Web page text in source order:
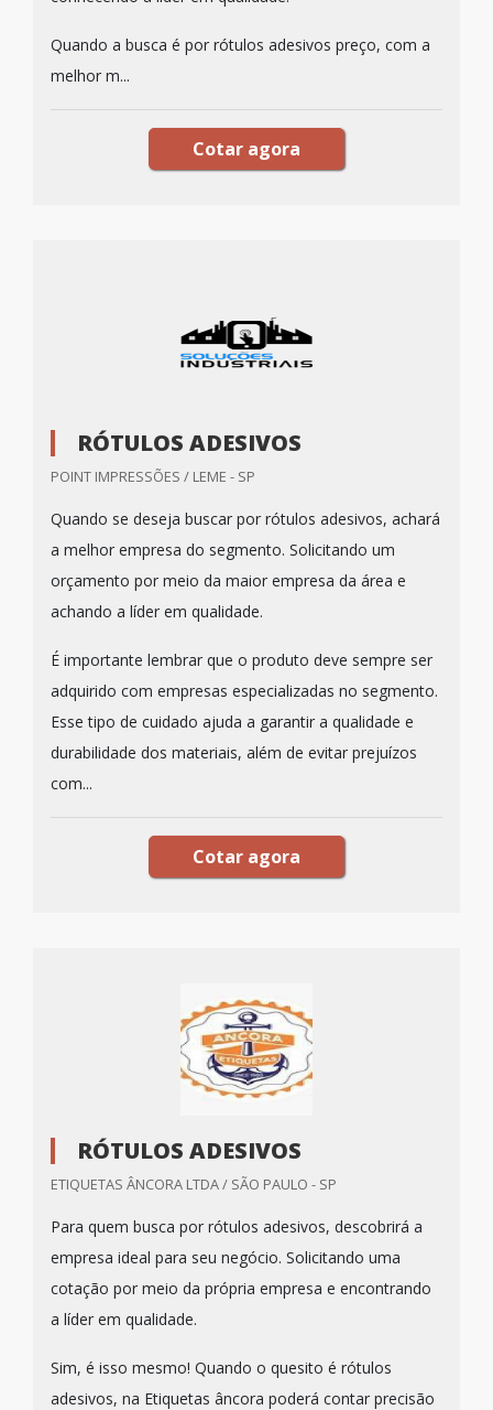
Quando a busca é por rótulos adesivos preço, com a
melhor m...
Cotar agora
RÓTULOS ADESIVOS
POINT IMPRESSÕES / LEME - SP
Quando se deseja buscar por rótulos adesivos, achará
a melhor empresa do segmento. Solicitando um
orçamento por meio da maior empresa da área e
achando a líder em qualidade.
É importante lembrar que o produto deve sempre ser
adquirido com empresas especializadas no segmento.
Esse tipo de cuidado ajuda a garantir a qualidade e
durabilidade dos materiais, além de evitar prejuízos
com...
Cotar agora
RÓTULOS ADESIVOS
ETIQUETAS ÂNCORA LTDA / SÃO PAULO - SP
Para quem busca por rótulos adesivos, descobrirá a
empresa ideal para seu negócio. Solicitando uma
cotação por meio da própria empresa e encontrando
a líder em qualidade.
Sim, é isso mesmo! Quando o quesito é rótulos
adesivos, na Etiquetas âncora poderá contar precisão